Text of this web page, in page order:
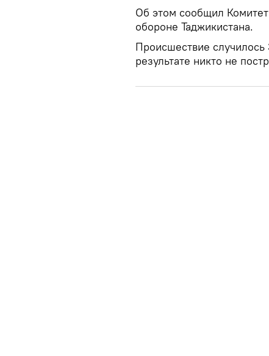
Об этом сообщил
обороне Таджикистана.
Происшествие случилось
результате никто не